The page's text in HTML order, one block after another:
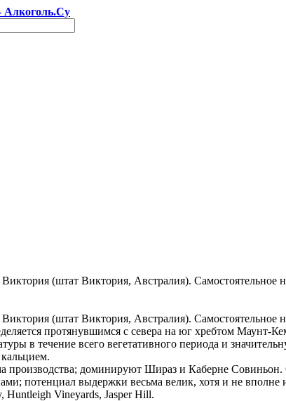
Алкоголь.Су
(штат Виктория, Австралия). Самостоятельное
(штат Виктория, Австралия).
протянувшимся с севера на юг хребтом
в течение всего вегетативного периода и
производства; доминируют Шираз и Каберне
потенциал выдержки весьма велик, хотя и не вполне
Huntleigh Vineyards, Jasper Hill.